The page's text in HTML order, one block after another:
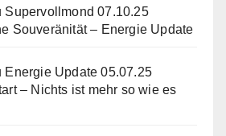
Supervollmond 07.10.25
Souveränität – Energie Update
Energie Update 05.07.25
– Nichts ist mehr so wie es